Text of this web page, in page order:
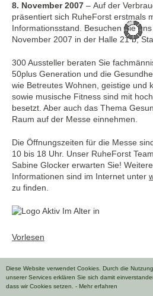
Diese Website verwendet Cookies. Durch die Nutzung
unserer Services erklären Sie sich damit
dass wir Cookies setzen. - Mehr erfahren
8. November 2007 – Auf der
präsentiert sich RuheForst erstmals
Informationsstand. Besuchen Sie
November 2007 in der Halle 21 b,
300 Aussteller beraten Sie
50plus Generation und die
wie Betreutes Wohnen, geistige und
sowie musische Fitness sind mit
besetzt. Aber auch das Thema
Raum auf der Messe einnehmen.
Die Öffnungszeiten für die Messe
10 bis 18 Uhr. Unser RuheForst
Sabine Glocker erwarten Sie!
Informationen sind im Internet unter
zu finden.
Vorlesen